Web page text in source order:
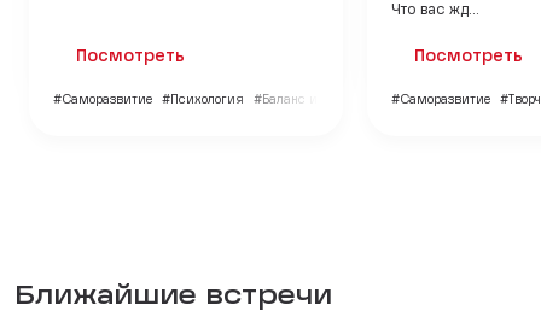
Посмотреть
#Саморазвитие #Психология #Баланс и гармония
Что вас жд...
Посмотреть
#Саморазвитие
Ближайшие встречи